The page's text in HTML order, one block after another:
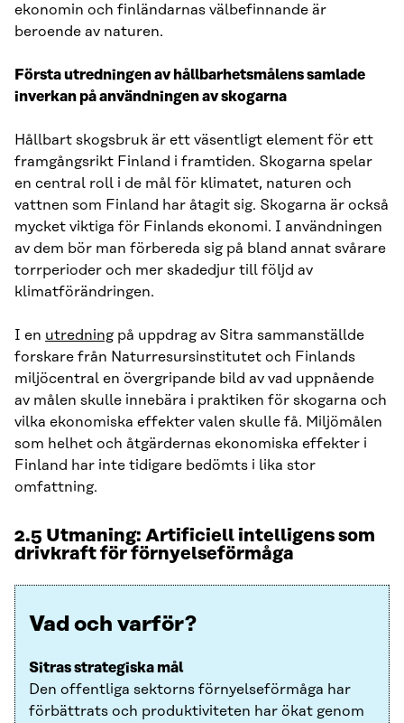
ekonomin och finländarnas välbefinnande är
beroende av naturen.
Första utredningen av hållbarhetsmålens samlade
inverkan på användningen av skogarna
Hållbart skogsbruk är ett väsentligt element för ett
framgångsrikt Finland i framtiden. Skogarna spelar
en central roll i de mål för klimatet, naturen och
vattnen som Finland har åtagit sig. Skogarna är också
mycket viktiga för Finlands ekonomi. I användningen
av dem bör man förbereda sig på bland annat svårare
torrperioder och mer skadedjur till följd av
klimatförändringen.
I en utredningpå uppdrag av Sitra sammanställde
forskare från Naturresursinstitutet och Finlands
miljöcentral en övergripande bild av vad uppnående
av målen skulle innebära i praktiken för skogarna och
vilka ekonomiska effekter valen skulle få. Miljömålen
som helhet och åtgärdernas ekonomiska effekter i
Finland har inte tidigare bedömts i lika stor
omfattning.
2.5 Utmaning: Artificiell intelligens som
drivkraft för förnyelseförmåga
Vad och varför?
Sitras strategiska mål
Den offentliga sektorns förnyelseförmåga har
förbättrats och produktiviteten har ökat genom